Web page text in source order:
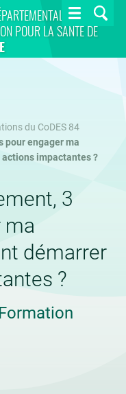
POUR LA SANTÉ DE
du CoDES 84
pour engager ma
impactantes ?
3
ma
démarrer
?